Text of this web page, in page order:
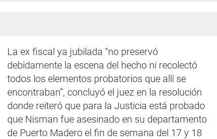
La ex fiscal ya jubilada “no preservó
debidamente la escena del hecho ni recolectó
todos los elementos probatorios que allí se
encontraban”, concluyó el juez en la resolución
donde reiteró que para la Justicia está probado
que Nisman fue asesinado en su departamento
de Puerto Madero el fin de semana del 17 y 18